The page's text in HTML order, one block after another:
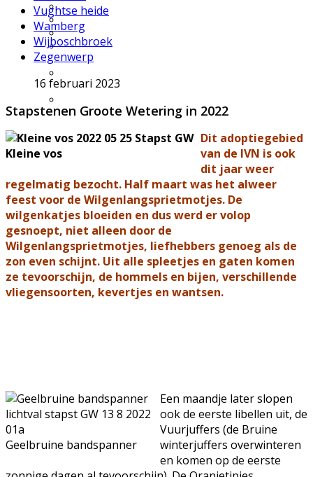
Excursie aanvragen
Lid worden en meedoen?
Meldpunt Natuur
Route naar 't Wikveld
Empel
Zuid
Vughtse heide
Wamberg
Wijboschbroek
Zegenwerp
16 februari 2023
Stapstenen Groote Wetering in 2022
Kleine vos
Dit adoptiegebied
van de IVN is ook
dit jaar weer
regelmatig bezocht. Half maart was het alweer
feest voor de Wilgenlangsprietmotjes. De
wilgenkatjes bloeiden en dus werd er volop
gesnoept, niet alleen door de
Wilgenlangsprietmotjes, liefhebbers genoeg als de
zon even schijnt. Uit alle spleetjes en gaten komen
ze tevoorschijn, de hommels en bijen, verschillende
vliegensoorten, kevertjes en wantsen.
Geelbruine bandspanner
Een maandje later slopen
ook de eerste libellen uit, de
Vuurjuffers (de Bruine
winterjuffers overwinteren
en komen op de eerste